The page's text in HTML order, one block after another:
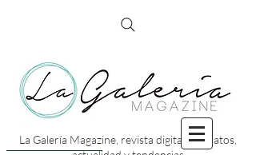
La Galería Magazine, revista digital con datos,